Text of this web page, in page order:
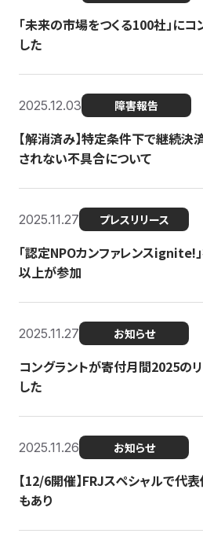
「未来の市場をつくる100社」に
した
2025.12.03 障害報告
【解消済み】特定条件下で継続
されない不具合について
2025.11.27 プレスリリース
「認定NPOカンファレンスignite!
以上が参加
2025.11.27 お知らせ
コングラントが寄付月間2025の
した
2025.11.26 お知らせ
【12/6開催】FRJスペシャルで代
もあり